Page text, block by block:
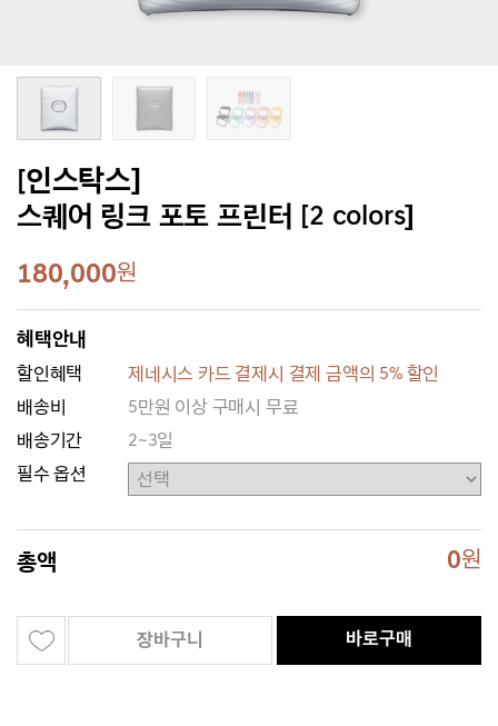
[인스탁스]
스퀘어 링크 포토 프린터 [2 colors]
180,000원
혜택안내
할인혜택
제네시스 카드 결제시 결제 금액의 5% 할인
배송비
5만원 이상 구매시 무료
배송기간
2~3일
필수 옵션
총액 0원
장바구니 바로구매